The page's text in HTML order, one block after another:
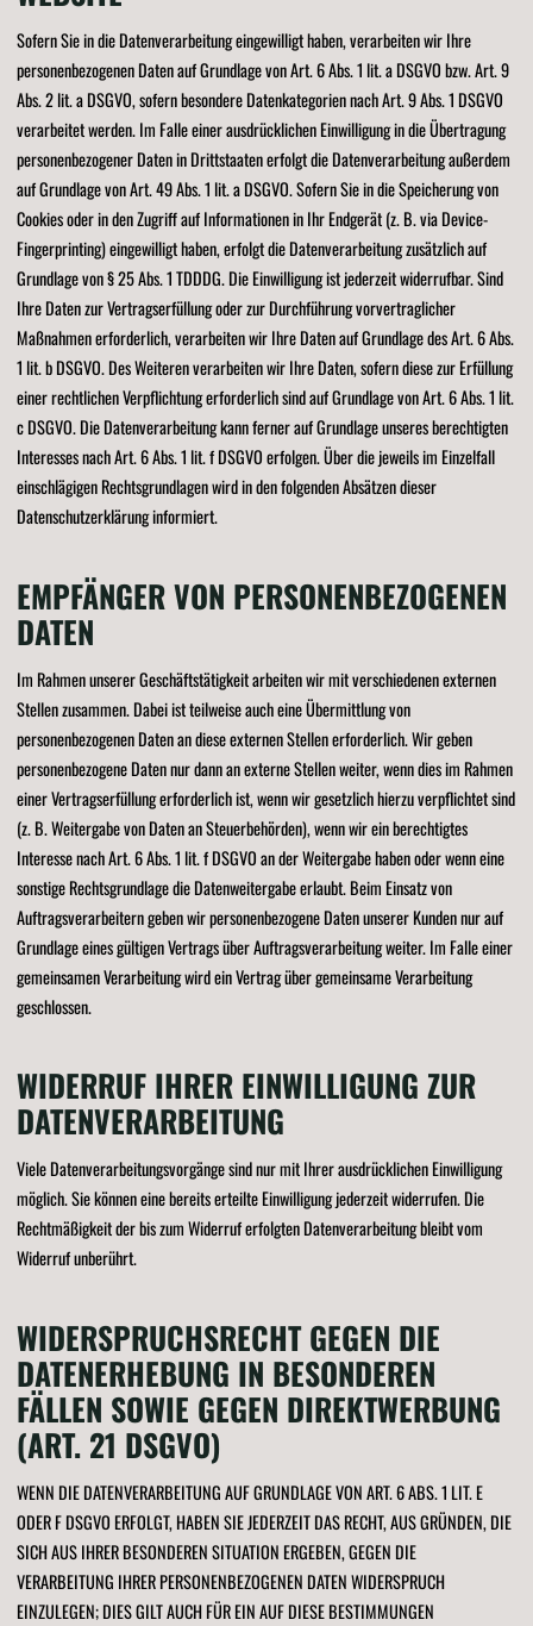
Sofern Sie in die Datenverarbeitung eingewilligt haben, verarbeiten wir Ihre
personenbezogenen Daten auf Grundlage von Art. 6 Abs. 1 lit. a DSGVO bzw. Art. 9
Abs. 2 lit. a DSGVO, sofern besondere Datenkategorien nach Art. 9 Abs. 1 DSGVO
verarbeitet werden. Im Falle einer ausdrücklichen Einwilligung in die Übertragung
personenbezogener Daten in Drittstaaten erfolgt die Datenverarbeitung außerdem
auf Grundlage von Art. 49 Abs. 1 lit. a DSGVO. Sofern Sie in die Speicherung von
Cookies oder in den Zugriff auf Informationen in Ihr Endgerät (z. B. via Device-
Fingerprinting) eingewilligt haben, erfolgt die Datenverarbeitung zusätzlich auf
Grundlage von § 25 Abs. 1 TDDDG. Die Einwilligung ist jederzeit widerrufbar. Sind
Ihre Daten zur Vertragserfüllung oder zur Durchführung vorvertraglicher
Maßnahmen erforderlich, verarbeiten wir Ihre Daten auf Grundlage des Art. 6 Abs.
1 lit. b DSGVO. Des Weiteren verarbeiten wir Ihre Daten, sofern diese zur Erfüllung
einer rechtlichen Verpflichtung erforderlich sind auf Grundlage von Art. 6 Abs. 1 lit.
c DSGVO. Die Datenverarbeitung kann ferner auf Grundlage unseres berechtigten
Interesses nach Art. 6 Abs. 1 lit. f DSGVO erfolgen. Über die jeweils im Einzelfall
einschlägigen Rechtsgrundlagen wird in den folgenden Absätzen dieser
Datenschutzerklärung informiert.
EMPFÄNGER VON PERSONENBEZOGENEN
DATEN
Im Rahmen unserer Geschäftstätigkeit arbeiten wir mit verschiedenen externen
Stellen zusammen. Dabei ist teilweise auch eine Übermittlung von
personenbezogenen Daten an diese externen Stellen erforderlich. Wir geben
personenbezogene Daten nur dann an externe Stellen weiter, wenn dies im Rahmen
einer Vertragserfüllung erforderlich ist, wenn wir gesetzlich hierzu verpflichtet sind
(z. B. Weitergabe von Daten an Steuerbehörden), wenn wir ein berechtigtes
Interesse nach Art. 6 Abs. 1 lit. f DSGVO an der Weitergabe haben oder wenn eine
sonstige Rechtsgrundlage die Datenweitergabe erlaubt. Beim Einsatz von
Auftragsverarbeitern geben wir personenbezogene Daten unserer Kunden nur auf
Grundlage eines gültigen Vertrags über Auftragsverarbeitung weiter. Im Falle einer
gemeinsamen Verarbeitung wird ein Vertrag über gemeinsame Verarbeitung
geschlossen.
WIDERRUF IHRER EINWILLIGUNG ZUR
DATENVERARBEITUNG
Viele Datenverarbeitungsvorgänge sind nur mit Ihrer ausdrücklichen Einwilligung
möglich. Sie können eine bereits erteilte Einwilligung jederzeit widerrufen. Die
Rechtmäßigkeit der bis zum Widerruf erfolgten Datenverarbeitung bleibt vom
Widerruf unberührt.
WIDERSPRUCHSRECHT GEGEN DIE
DATENERHEBUNG IN BESONDEREN
FÄLLEN SOWIE GEGEN DIREKTWERBUNG
(ART. 21 DSGVO)
WENN DIE DATENVERARBEITUNG AUF GRUNDLAGE VON ART. 6 ABS. 1 LIT. E
ODER F DSGVO ERFOLGT, HABEN SIE JEDERZEIT DAS RECHT, AUS GRÜNDEN, DIE
SICH AUS IHRER BESONDEREN SITUATION ERGEBEN, GEGEN DIE
VERARBEITUNG IHRER PERSONENBEZOGENEN DATEN WIDERSPRUCH
EINZULEGEN; DIES GILT AUCH FÜR EIN AUF DIESE BESTIMMUNGEN